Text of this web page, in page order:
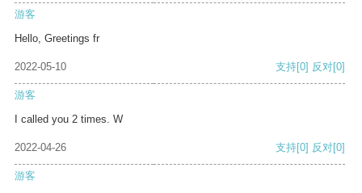
游客
Hello, Greetings fr
2022-05-10 支持[0] 反对[0]
游客
I called you 2 times. W
2022-04-26 支持[0] 反对[0]
游客